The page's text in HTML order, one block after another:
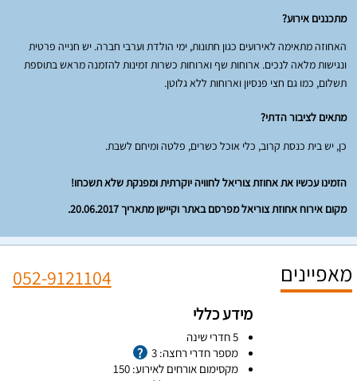
מתכננים אירוע?
האחוזה מתאימה לאירועים כגון חתונות, ימי הולדת וערבי חברה. יש חנייה פרטית
ונגישות מלאה לנכים. ארוחות שף וארוחות כשרות זמינות להזמנה מראש בתוספת
תשלום, כמו גם חצי פנסיון וארוחות ללא גלוטן.
מתאים לציבור הדתי?
כן, יש בית כנסת קרוב, כלי אוכל כשרים, פלטה ומיחם לשבת.
הזמינו עכשיו את אחוזת צוריאל לחוויה יוקרתית ומפנקת שלא תשכחו!
מקום אירוח אחוזת צוריאל מפרסם באתר וקיישן מתאריך 20.06.2017.
מאפיינים 052-9121104
מידע כללי
5 חדרי שינה
מספר חדרי רחצה: 3
מקסימום אורחים לאירוע: 150